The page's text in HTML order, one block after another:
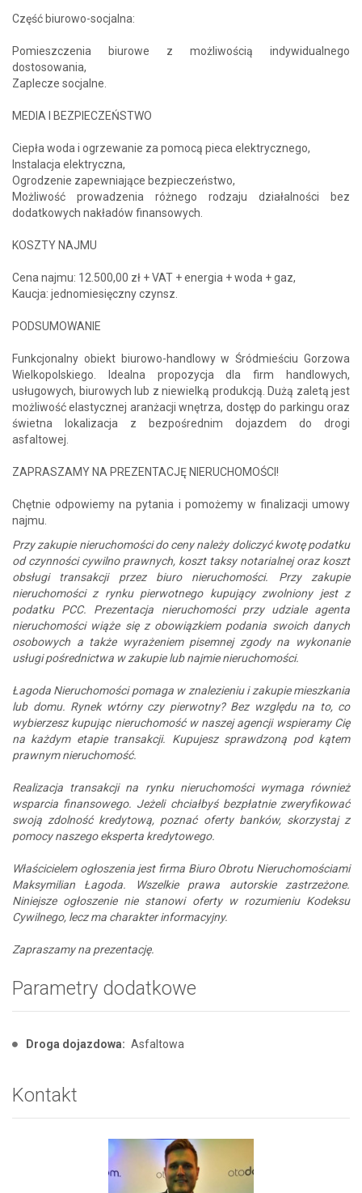
Część biurowo-socjalna:
Pomieszczenia biurowe z możliwością indywidualnego
dostosowania,
Zaplecze socjalne.
MEDIA I BEZPIECZEŃSTWO
Ciepła woda i ogrzewanie za pomocą pieca elektrycznego,
Instalacja elektryczna,
Ogrodzenie zapewniające bezpieczeństwo,
Możliwość prowadzenia różnego rodzaju działalności bez
dodatkowych nakładów finansowych.
KOSZTY NAJMU
Cena najmu: 12.500,00 zł + VAT + energia + woda + gaz,
Kaucja: jednomiesięczny czynsz.
PODSUMOWANIE
Funkcjonalny obiekt biurowo-handlowy w Śródmieściu Gorzowa
Wielkopolskiego. Idealna propozycja dla firm handlowych,
usługowych, biurowych lub z niewielką produkcją. Dużą zaletą jest
możliwość elastycznej aranżacji wnętrza, dostęp do parkingu oraz
świetna lokalizacja z bezpośrednim dojazdem do drogi
asfaltowej.
ZAPRASZAMY NA PREZENTACJĘ NIERUCHOMOŚCI!
Chętnie odpowiemy na pytania i pomożemy w finalizacji umowy
najmu.
Przy zakupie nieruchomości do ceny należy doliczyć kwotę podatku
od czynności cywilno prawnych, koszt taksy notarialnej oraz koszt
obsługi transakcji przez biuro nieruchomości. Przy zakupie
nieruchomości z rynku pierwotnego kupujący zwolniony jest z
podatku PCC. Prezentacja nieruchomości przy udziale agenta
nieruchomości wiąże się z obowiązkiem podania swoich danych
osobowych a także wyrażeniem pisemnej zgody na wykonanie
usługi pośrednictwa w zakupie lub najmie nieruchomości.
Łagoda Nieruchomości pomaga w znalezieniu i zakupie mieszkania
lub domu. Rynek wtórny czy pierwotny? Bez względu na to, co
wybierzesz kupując nieruchomość w naszej agencji wspieramy Cię
na każdym etapie transakcji. Kupujesz sprawdzoną pod kątem
prawnym nieruchomość.
Realizacja transakcji na rynku nieruchomości wymaga również
wsparcia finansowego. Jeżeli chciałbyś bezpłatnie zweryfikować
swoją zdolność kredytową, poznać oferty banków, skorzystaj z
pomocy naszego eksperta kredytowego.
Właścicielem ogłoszenia jest firma Biuro Obrotu Nieruchomościami
Maksymilian Łagoda. Wszelkie prawa autorskie zastrzeżone.
Niniejsze ogłoszenie nie stanowi oferty w rozumieniu Kodeksu
Cywilnego, lecz ma charakter informacyjny.
Zapraszamy na prezentację.
Parametry dodatkowe
Droga dojazdowa: Asfaltowa
Kontakt